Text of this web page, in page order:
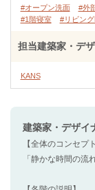
#オープン洗面
#外
#1階寝室
#リビン
担当建築家・デ
KANS
建築家・デザイ
【全体のコンセプト
「静かな時間の流